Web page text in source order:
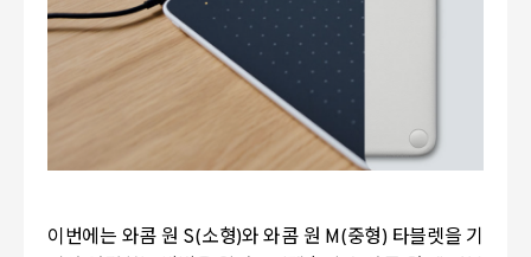
이번에는 와콤 원 S(소형)와 와콤 원 M(중형) 타블렛을 기